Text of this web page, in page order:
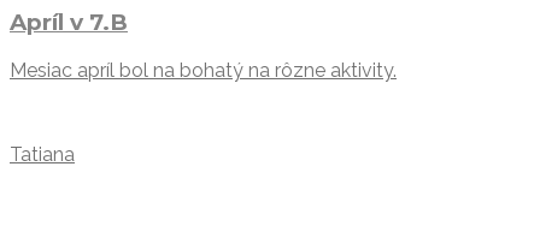
Apríl v 7.B
Mesiac apríl bol na bohatý na rôzne aktivity.
Tatiana